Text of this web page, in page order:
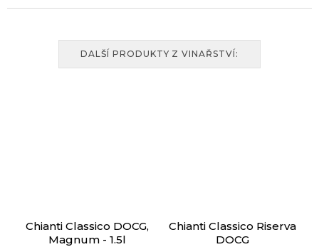
DALŠÍ PRODUKTY Z VINAŘSTVÍ:
Chianti Classico DOCG,
Magnum - 1.5l
Chianti Classico Riserva
DOCG